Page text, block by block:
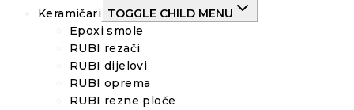
Keramičari TOGGLE CHILD MENU
Epoxi smole
RUBI rezači
RUBI dijelovi
RUBI oprema
RUBI rezne ploče